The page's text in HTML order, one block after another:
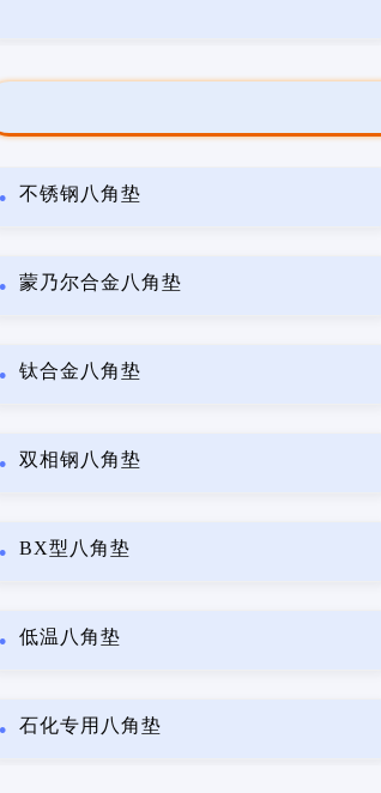
不锈钢八角垫
蒙乃尔合金八角垫
钛合金八角垫
双相钢八角垫
BX型八角垫
低温八角垫
石化专用八角垫